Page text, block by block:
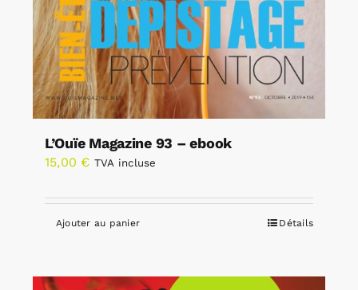
L’Ouïe Magazine 93 – ebook
15,00 € TVA incluse
Ajouter au panier Détails